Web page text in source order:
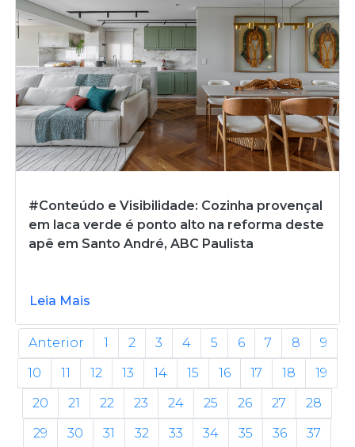
#Conteúdo e Visibilidade: Cozinha provençal
em laca verde é ponto alto na reforma deste
apê em Santo André, ABC Paulista
Leia Mais
Anterior 1 2 3 4 5 6 7 8
9
10
11 12 13 14 15 16 17 18
19
20
21 22 23 24 25 26 27
28
29
30 31 32 33 34 35 36
37